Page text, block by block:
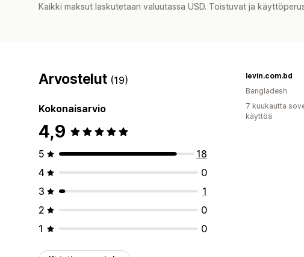
Kaikki maksut laskutetaan valuutassa USD. Toistuvat ja
Arvostelut (19)
Kokonaisarvio
4,9
5
18
4
0
3
1
2
0
1
0
levin.com.bd
Bangladesh
7 kuukautta
käyttöä